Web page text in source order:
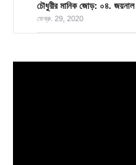
চৌধুরীর মানিক জোড়: ০৪. জয়নাল
ফেব্রু. 29, 2020